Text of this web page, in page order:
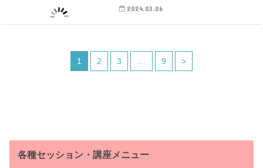
2024.03.06
1 2 3 9 >
各種セッション・講座メニュー